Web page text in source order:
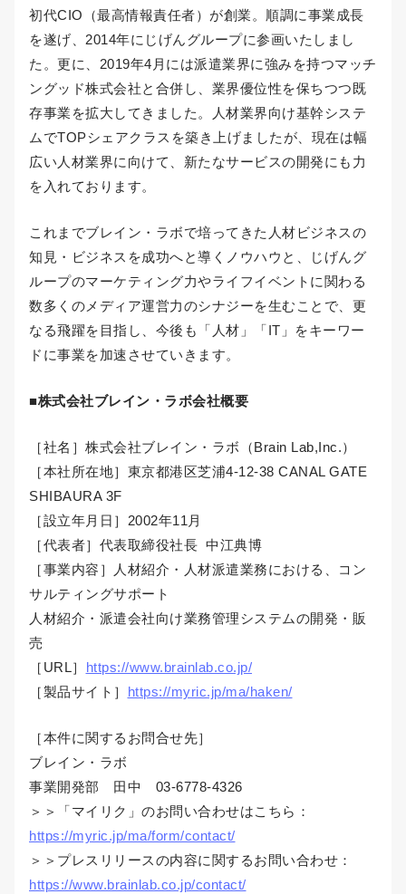
初代CIO（最高情報責任者）が創業。順調に事業成長
を遂げ、2014年にじげんグループに参画いたしまし
た。更に、2019年4月には派遣業界に強みを持つマッチ
ングッド株式会社と合併し、業界優位性を保ちつつ既
存事業を拡大してきました。人材業界向け基幹システ
ムでTOPシェアクラスを築き上げましたが、現在は幅
広い人材業界に向けて、新たなサービスの開発にも力
を入れております。
これまでブレイン・ラボで培ってきた人材ビジネスの
知見・ビジネスを成功へと導くノウハウと、じげんグ
ループのマーケティング力やライフイベントに関わる
数多くのメディア運営力のシナジーを生むことで、更
なる飛躍を目指し、今後も「人材」「IT」をキーワー
ドに事業を加速させていきます。
■株式会社ブレイン・ラボ会社概要
［社名］株式会社ブレイン・ラボ（Brain Lab,Inc.）
［本社所在地］東京都港区芝浦4-12-38 CANAL GATE
SHIBAURA 3F
［設立年月日］2002年11月
［代表者］代表取締役社長 中江典博
［事業内容］人材紹介・人材派遣業務における、コン
サルティングサポート
人材紹介・派遣会社向け業務管理システムの開発・販
売
［URL］ https://www.brainlab.co.jp/
［製品サイト］ https://myric.jp/ma/haken/
［本件に関するお問合せ先］
ブレイン・ラボ
事業開発部 田中 03-6778-4326
＞＞「マイリク」のお問い合わせはこちら：
https://myric.jp/ma/form/contact/
＞＞プレスリリースの内容に関するお問い合わせ：
https://www.brainlab.co.jp/contact/